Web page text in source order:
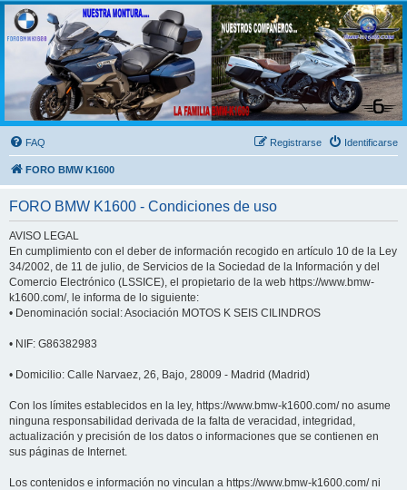
FORO BMW K1600
FORO de MOTOS BMW
FAQ Identificarse
Registrarse
FORO BMW K1600
FORO BMW K1600 - Condiciones de uso
AVISO LEGAL
En cumplimiento con el deber de información recogido en artículo 10 de la Ley
34/2002, de 11 de julio, de Servicios de la Sociedad de la Información y del
Comercio Electrónico (LSSICE), el propietario de la web https://www.bmw-
k1600.com/, le informa de lo siguiente:
• Denominación social: Asociación MOTOS K SEIS CILINDROS
• NIF: G86382983
• Domicilio: Calle Narvaez, 26, Bajo, 28009 - Madrid (Madrid)
Con los límites establecidos en la ley, https://www.bmw-k1600.com/ no asume
ninguna responsabilidad derivada de la falta de veracidad, integridad,
actualización y precisión de los datos o informaciones que se contienen en
sus páginas de Internet.
Los contenidos e información no vinculan a https://www.bmw-k1600.com/ ni